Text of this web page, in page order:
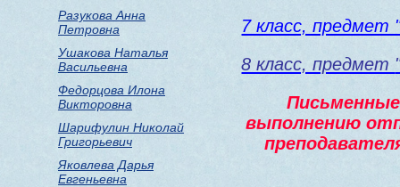
Разукова Анна
Петровна
Ушакова Наталья
Васильевна
Федорцова Илона
Викторовна
Шарифулин Николай
Григорьевич
Яковлева Дарья
Евгеньевна
7 класс, предмет
8 класс, предмет
выполнению